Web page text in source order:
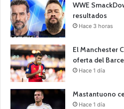
WWE
resultados
Hace 3 horas
El Manchester
oferta del
Hace 1 día
Mastantuono
Hace 1 día